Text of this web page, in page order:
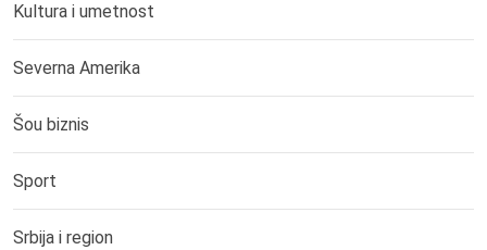
Kultura i umetnost
Severna Amerika
Šou biznis
Sport
Srbija i region